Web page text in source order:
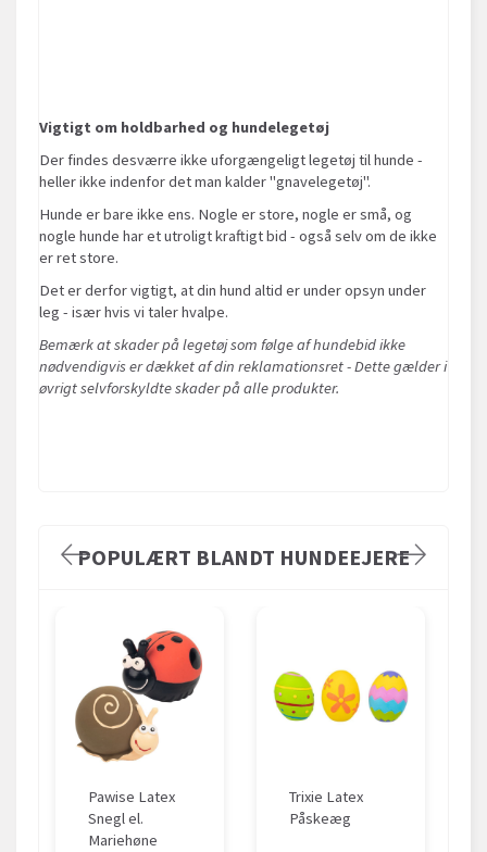
Vigtigt om holdbarhed og hundelegetøj
Der findes desværre ikke uforgængeligt legetøj til hunde -
heller ikke indenfor det man kalder "gnavelegetøj".
Hunde er bare ikke ens. Nogle er store, nogle er små, og
nogle hunde har et utroligt kraftigt bid - også selv om de ikke
er ret store.
Det er derfor vigtigt, at din hund altid er under opsyn under
leg - især hvis vi taler hvalpe.
Bemærk at skader på legetøj som følge af hundebid ikke
nødvendigvis er dækket af din reklamationsret - Dette gælder i
øvrigt selvforskyldte skader på alle produkter.
POPULÆRT BLANDT HUNDEEJERE
Pawise Latex
Snegl el.
Mariehøne
Trixie Latex
Påskeæg